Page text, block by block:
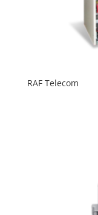
RAF Telecom